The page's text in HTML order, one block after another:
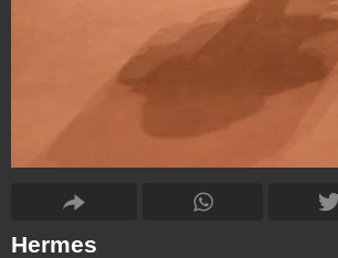
Hermes